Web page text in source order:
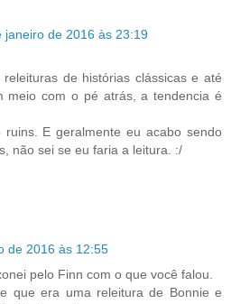
janeiro de 2016 às 23:19
de histórias clássicas e até
meio com o pé atrás, a tendencia é
ruins. E geralmente eu acabo sendo
não sei se eu faria a leitura. :/
de 2016 às 12:55
pelo Finn com o que você falou.
que era uma releitura de Bonnie e